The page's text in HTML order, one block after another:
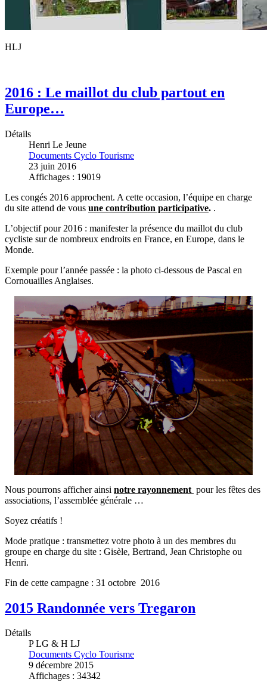
HLJ
2016 : Le maillot du club partout en
Europe…
Détails
Henri Le Jeune
Documents Cyclo Tourisme
23 juin 2016
Affichages : 19019
Les congés 2016 approchent. A cette occasion, l’équipe en charge
du site attend de vous une contribution participative. .
L’objectif pour 2016 : manifester la présence du maillot du club
cycliste sur de nombreux endroits en France, en Europe, dans le
Monde.
Exemple pour l’année passée : la photo ci-dessous de Pascal en
Cornouailles Anglaises.
Nous pourrons afficher ainsi notre rayonnement pour les fêtes des
associations, l’assemblée générale …
Soyez créatifs !
Mode pratique : transmettez votre photo à un des membres du
groupe en charge du site : Gisèle, Bertrand, Jean Christophe ou
Henri.
Fin de cette campagne : 31 octobre 2016
2015 Randonnée vers Tregaron
Détails
P LG & H LJ
Documents Cyclo Tourisme
9 décembre 2015
Affichages : 34342